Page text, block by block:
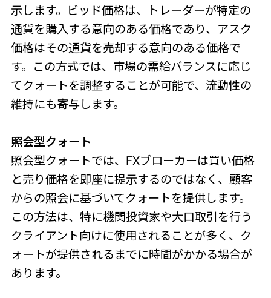
示します。ビッド価格は、トレーダーが特定の
通貨を購入する意向のある価格であり、アスク
価格はその通貨を売却する意向のある価格で
す。この方式では、市場の需給バランスに応じ
てクォートを調整することが可能で、流動性の
維持にも寄与します。
照会型クォート
照会型クォートでは、FXブローカーは買い価格
と売り価格を即座に提示するのではなく、顧客
からの照会に基づいてクォートを提供します。
この方法は、特に機関投資家や大口取引を行う
クライアント向けに使用されることが多く、ク
ォートが提供されるまでに時間がかかる場合が
あります。